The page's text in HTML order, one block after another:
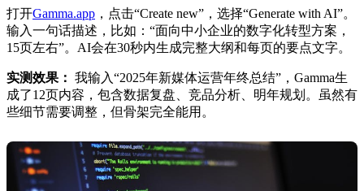
打开Gamma.app ，点击“Create new”，选择“Generate with AI”。
输入一句话描述，比如：“面向中小企业的数字化转型方案，
15页左右”。AI会在30秒内生成完整大纲和每页的要点文字。
实测效果： 我输入“2025年新媒体运营年终总结”，Gamma生
成了12页内容，包含数据复盘、竞品分析、明年规划。虽然有
些细节需要调整，但骨架完全能用。